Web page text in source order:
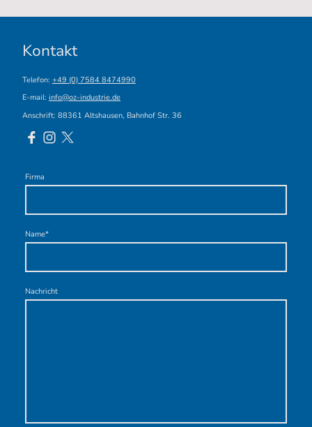
Kontakt
Telefon: +49 (0) 7584 8474990
E-mail: info@oz-industrie.de
Anschrift: 88361 Altshausen, Bahnhof Str. 36
Firma
Name*
Nachricht